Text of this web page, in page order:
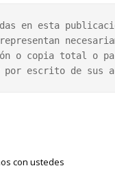
en esta
o copia total o
escrito de sus
con ustedes